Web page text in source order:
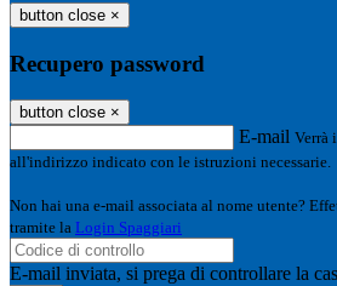
button close ×
Recupero password
button close ×
E-mail Verrà
all'indirizzo indicato con le istruzioni necessarie.
Non hai una e-mail associata al nome utente?
tramite la Login Spaggiari
E-mail inviata, si prega di controllare la